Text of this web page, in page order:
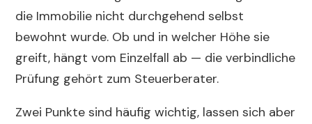
die Immobilie nicht durchgehend selbst
bewohnt wurde. Ob und in welcher Höhe sie
greift, hängt vom Einzelfall ab — die verbindliche
Prüfung gehört zum Steuerberater.
Zwei Punkte sind häufig wichtig, lassen sich aber